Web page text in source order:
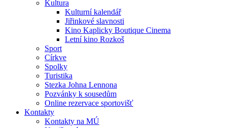
Kultura
Kulturní kalendář
Jiřinkové slavnosti
Kino Kaplicky Boutique Cinema
Letní kino Rozkoš
Sport
Církve
Spolky
Turistika
Stezka Johna Lennona
Pozvánky k sousedům
Online rezervace sportovišť
Kontakty
Kontakty na MÚ